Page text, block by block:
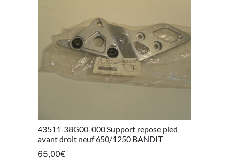
43511-38G00-000 Support repose pied
avant droit neuf 650/1250 BANDIT
65,00€